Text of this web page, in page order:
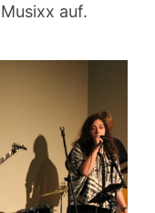
auf.